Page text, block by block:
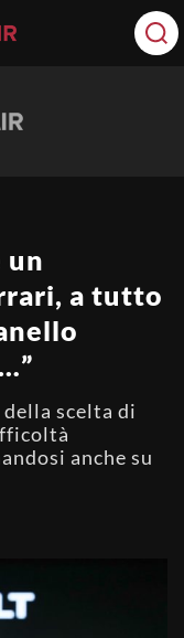
un
a tutto
scelta di
anche su